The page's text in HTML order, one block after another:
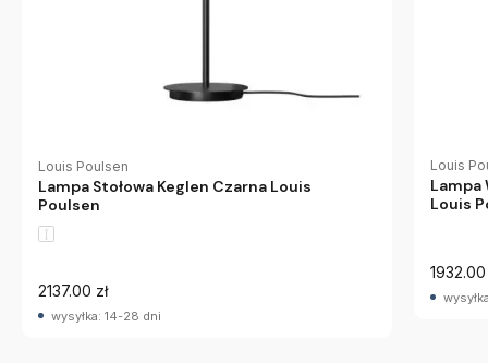
Louis Poulsen
Lampa Stołowa Keglen Czarna Louis
Poulsen
2137.00 zł
wysyłka: 14-28 dni
Louis
Lampa
Louis
1932.00